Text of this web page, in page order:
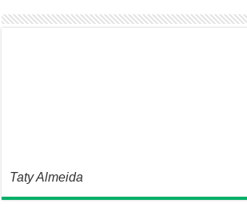
Taty Almeida